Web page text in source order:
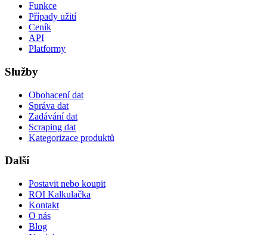
Funkce
Případy užití
Ceník
API
Platformy
Služby
Obohacení dat
Správa dat
Zadávání dat
Scraping dat
Kategorizace produktů
Další
Postavit nebo koupit
ROI Kalkulačka
Kontakt
O nás
Blog